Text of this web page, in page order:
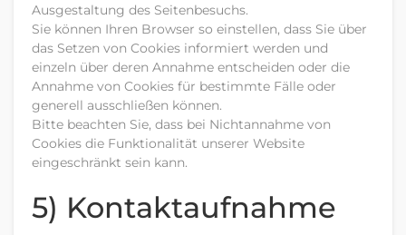
Ausgestaltung des Seitenbesuchs.
Sie können Ihren Browser so einstellen, dass Sie über
das Setzen von Cookies informiert werden und
einzeln über deren Annahme entscheiden oder die
Annahme von Cookies für bestimmte Fälle oder
generell ausschließen können.
Bitte beachten Sie, dass bei Nichtannahme von
Cookies die Funktionalität unserer Website
eingeschränkt sein kann.
5) Kontaktaufnahme